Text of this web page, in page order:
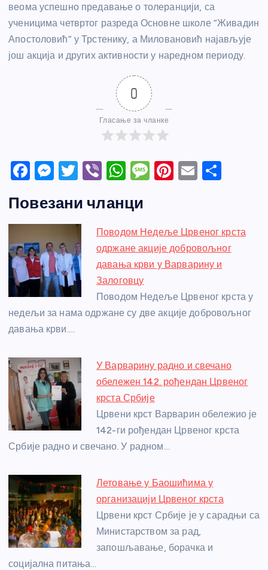
веома успешно предавање о толеранцији, са
ученицима четвртог разреда Основне школе “Живадин
Апостоловић” у Трстенику, а Миловановић најављује
још акција и других активности у наредном периоду.
0
Гласање за чланке
F
c
e
b
o
o
k
M
ss
e
n
g
er
T
itt
er
Vi
er
W
at
s
A
p
p
M
a
g
e
Pi
e
st
E
e
Повезани чланци
Поводом Недеље Црвеног крста
одржане акције добровољног
давања крви у Варварину и
Залоговцу
Поводом Недеље Црвеног крста у
недељи за нама одржане су две акције добровољног
давања крви.…
У Варварину радно и свечано
обележен 142. рођендан Црвеног
крста Србије
Црвени крст Варварин обележио је
142-ги рођендан Црвеног крста
Србије радно и свечано. У радном…
Летовање у Баошићима у
организацији Црвеног крста
Црвени крст Србије је у сарадњи са
Министарством за рад,
запошљавање, борачка и
социјална питања…